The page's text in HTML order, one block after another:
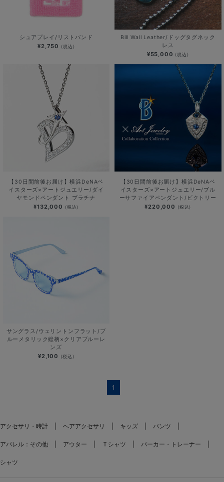
シュアプレイ/リストバンド
¥2,750 (税込)
Bill Wall Leather/ドッグタグネック
レス
¥55,000 (税込)
【30日間前後お届け】横浜DeNAベ
イスターズ×アートジュエリー/ダイ
ヤモンドペンダント プラチナ
¥132,000 (税込)
【30日間前後お届け】横浜DeNAベ
イスターズ×アートジュエリー/ブル
ーサファイアペンダント/ビクトリー
¥220,000 (税込)
サングラス/ウェリントンフラット/ブ
ルーメタリック総柄×クリアブルーレ
ンズ
¥2,100 (税込)
1
アクセサリ・時計 ヘアアクセサリ キッズ パンツ
アパレル：その他 アウター Ｔシャツ パーカー・トレーナー
シャツ